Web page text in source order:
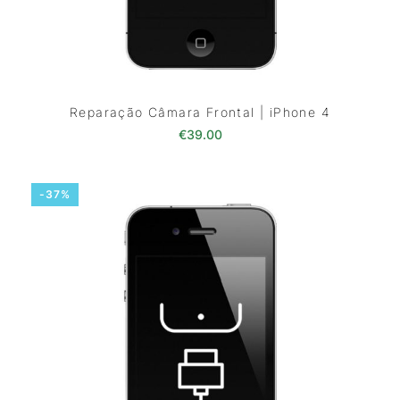
Reparação Câmara Frontal | iPhone 4
€39.00
-37%